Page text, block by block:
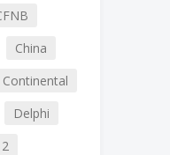
China
Continental
Delphi